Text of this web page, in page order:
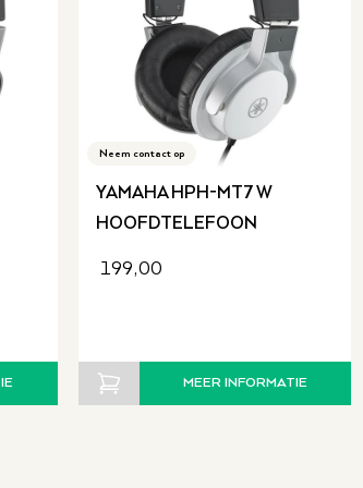
Garantie leverancier
SKU
Neem contact op
YAMAHA HPH-MT7 W
HOOFDTELEFOON
199,00
MEER INFORMATIE